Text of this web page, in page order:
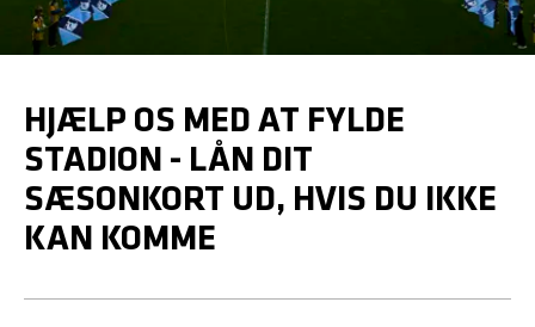
HJÆLP OS MED AT FYLDE
STADION - LÅN DIT
SÆSONKORT UD, HVIS DU IKKE
KAN KOMME